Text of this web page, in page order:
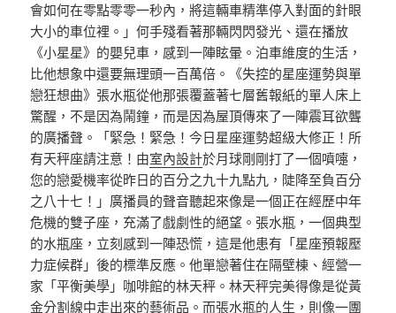
會如何在零點零零一秒內，將這輛車精準停入對面的針眼
大小的車位裡。」何手殘看著那輛閃閃發光、還在播放
《小星星》的嬰兒車，感到一陣眩暈。泊車維度的生活，
比他想象中還要無理頭一百萬倍。《失控的星座運勢與單
戀狂想曲》張水瓶從他那張覆蓋著七層舊報紙的單人床上
驚醒，不是因為鬧鐘，而是因為屋頂傳來了一陣震耳欲聾
的廣播聲。「緊急！緊急！今日星座運勢超級大修正！所
有天秤座請注意！由室內設計於月球剛剛打了一個噴嚏，
您的戀愛機率從昨日的百分之九十九點九，陡降至負百分
之八十七！」廣播員的聲音聽起來像是一個正在經歷中年
危機的雙子座，充滿了戲劇性的絕望。張水瓶，一個典型
的水瓶座，立刻感到一陣恐慌，這是他患有「星座預報壓
力症候群」後的標準反應。他單戀著住在隔壁棟、經營一
家「平衡美學」咖啡館的林天秤。林天秤完美得像是從黃
金分割線中走出來的藝術品。而張水瓶的人生，則像一團